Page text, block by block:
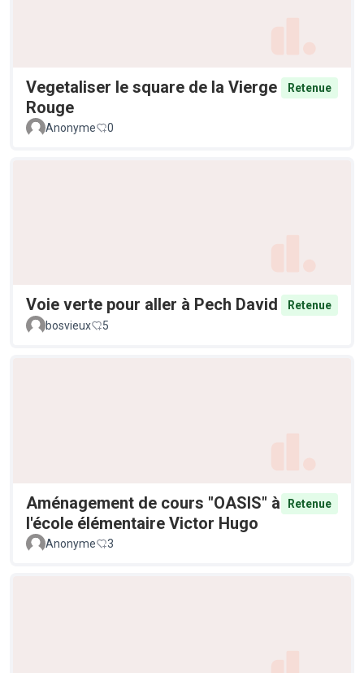
Vegetaliser le square de la Vierge
Rouge
Retenue
Anonyme 0
Voie verte pour aller à Pech David
Retenue
bosvieux
5
Aménagement de cours "OASIS" à
l'école élémentaire Victor Hugo
Retenue
Anonyme 3